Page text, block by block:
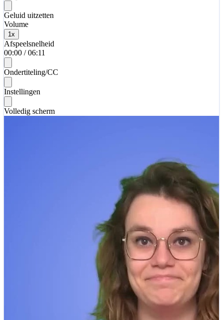
Geluid uitzetten
Volume
1 x
Afspeelsnelheid
00:00 / 06:11
Ondertiteling/CC
Instellingen
Volledig scherm